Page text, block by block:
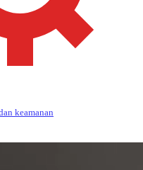
keamanan